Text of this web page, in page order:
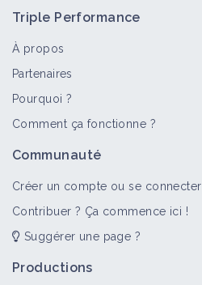
Triple Performance
À propos
Partenaires
Pourquoi ?
Comment ça fonctionne ?
Communauté
Créer un compte ou se connecter
Contribuer ? Ça commence ici !
Suggérer une page ?
Productions